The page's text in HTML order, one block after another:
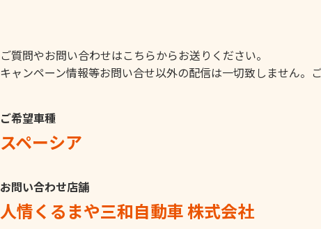
ご質問やお問い合わせはこちらからお送りください。
キャンペーン情報等お問い合せ以外の配信は一切致しません。
ご希望車種
スペーシア
お問い合わせ店舗
人情くるまや三和自動車 株式会社